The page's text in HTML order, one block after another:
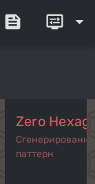
feed display_settings arrow_drop_down
Zero
паттерн